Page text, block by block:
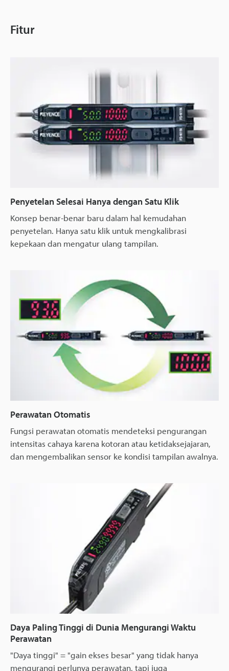
Fitur
Penyetelan Selesai Hanya dengan Satu Klik
Konsep benar-benar baru dalam hal kemudahan
penyetelan. Hanya satu klik untuk mengkalibrasi
kepekaan dan mengatur ulang tampilan.
Perawatan Otomatis
Fungsi perawatan otomatis mendeteksi pengurangan
intensitas cahaya karena kotoran atau ketidaksejajaran,
dan mengembalikan sensor ke kondisi tampilan awalnya.
Daya Paling Tinggi di Dunia Mengurangi Waktu
Perawatan
"Daya tinggi" = "gain ekses besar" yang tidak hanya
mengurangi perlunya perawatan, tapi juga